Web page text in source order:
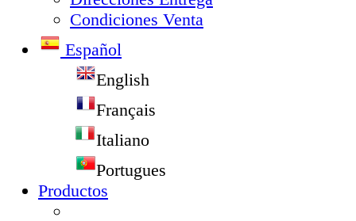
Condiciones Venta
Español
English
Français
Italiano
Portugues
Productos